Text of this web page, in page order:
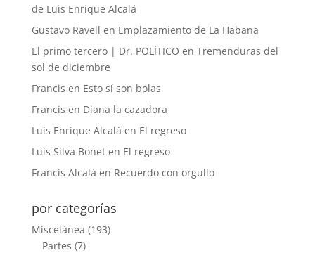
de Luis Enrique Alcalá
Gustavo Ravell en Emplazamiento de La Habana
El primo tercero | Dr. POLÍTICO en Tremenduras del
sol de diciembre
Francis en Esto sí son bolas
Francis en Diana la cazadora
Luis Enrique Alcalá en El regreso
Luis Silva Boneten El regreso
Francis Alcalá en Recuerdo con orgullo
por categorías
Miscelánea (193)
Partes (7)